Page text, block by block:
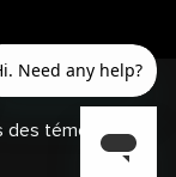
des témoins